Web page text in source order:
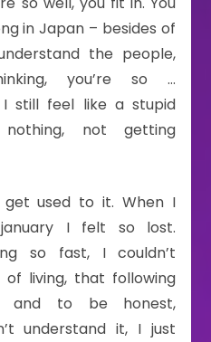
in Japan – besides of
the people,
you’re so …
still feel like a stupid
nothing, not getting
get used to it. When I
I felt so lost.
so fast, I couldn’t
living, that following
and to be honest,
understand it, I just